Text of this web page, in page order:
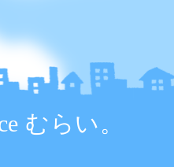
むらい。